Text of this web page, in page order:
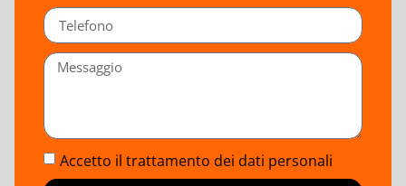
Accetto il trattamento dei dati personali